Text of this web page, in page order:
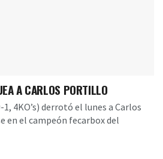
A CARLOS PORTILLO
4KO’s) derrotó el lunes a Carlos
en el campeón fecarbox del